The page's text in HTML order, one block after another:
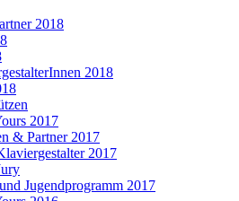
2018
2018
2017
& Partner 2017
2017
Jugendprogramm 2017